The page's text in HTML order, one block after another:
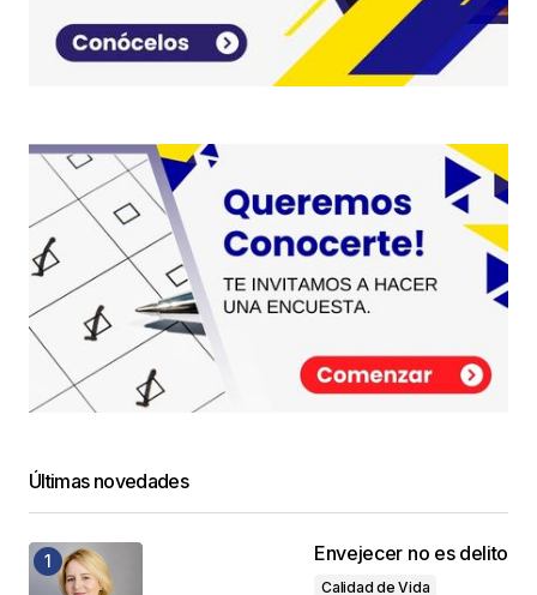
Últimas novedades
Envejecer no es delito
Calidad de Vida